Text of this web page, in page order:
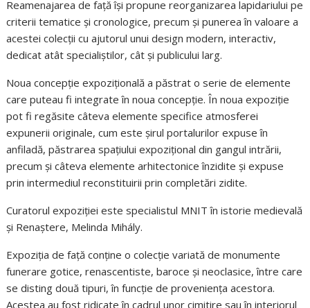
Reamenajarea de față își propune reorganizarea lapidariului pe
criterii tematice și cronologice, precum și punerea în valoare a
acestei colecții cu ajutorul unui design modern, interactiv,
dedicat atât specialiștilor, cât și publicului larg.
Noua concepție expozițională a păstrat o serie de elemente
care puteau fi integrate în noua concepție. În noua expoziție
pot fi regăsite câteva elemente specifice atmosferei
expunerii originale, cum este șirul portalurilor expuse în
anfiladă, păstrarea spațiului expozițional din gangul intrării,
precum și câteva elemente arhitectonice înzidite și expuse
prin intermediul reconstituirii prin completări zidite.
Curatorul expoziției este specialistul MNIT în istorie medievală
și Renaștere, Melinda Mihály.
Expoziția de față conține o colecție variată de monumente
funerare gotice, renascentiste, baroce și neoclasice, între care
se disting două tipuri, în funcție de proveniența acestora.
Acestea au fost ridicate în cadrul unor cimitire sau în interiorul